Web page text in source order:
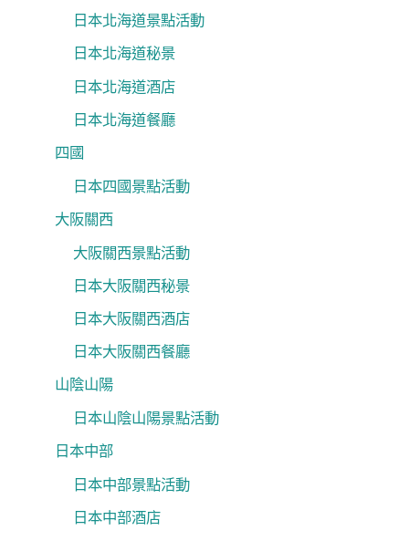
日本北海道景點活動
日本北海道秘景
日本北海道酒店
日本北海道餐廳
四國
日本四國景點活動
大阪關西
大阪關西景點活動
日本大阪關西秘景
日本大阪關西酒店
日本大阪關西餐廳
山陰山陽
日本山陰山陽景點活動
日本中部
日本中部景點活動
日本中部酒店